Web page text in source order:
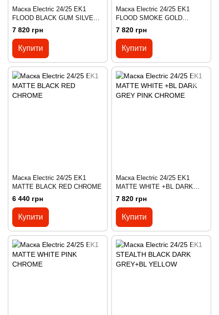
Маска Electric 24/25 EK1
FLOOD BLACK GUM SILVER
CHROME+BL YELLOW
7 820 грн
Купити
Маска Electric 24/25 EK1
FLOOD SMOKE GOLD
CHROME +BL YELLOW
7 820 грн
Купити
Маска Electric 24/25 EK1
MATTE BLACK RED CHROME
6 440 грн
Купити
Маска Electric 24/25 EK1
MATTE WHITE +BL DARK
GREY PINK CHROME
7 820 грн
Купити